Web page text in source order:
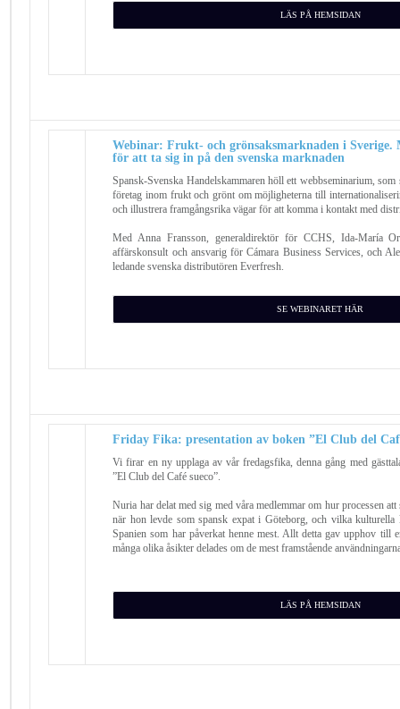
LÄS PÅ HEMSIDAN
Webinar: Frukt- och grönsaksmarknaden i Sverige.
för att ta sig in på den svenska marknaden
Spansk-Svenska Handelskammaren höll ett webbseminarium,
företag inom frukt och grönt om möjligheterna till
och illustrera framgångsrika vägar för att komma i kontakt med
Med Anna Fransson, generaldirektör för CCHS, Ida-María
affärskonsult och ansvarig för Cámara Business Services, och
ledande svenska distributören Everfresh.
SE WEBINARET HÄR
Friday ​​Fika: presentation av boken ”El Club del
Vi firar en ny upplaga av vår fredagsfika, denna gång med
”El Club del Café sueco”.
Nuria har delat med sig med våra medlemmar om hur processen
när hon levde som spansk expat i Göteborg, och vilka kulturella
Spanien som har påverkat henne mest. Allt detta gav upphov till
många olika åsikter delades om de mest framstående
LÄS PÅ HEMSIDAN